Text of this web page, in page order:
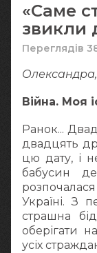
«Саме
звикли
Переглядів
Війна. Моя
Ранок...
двадцять
цю дату, і
бабусин
Україні. З
страшна
оберігати
усіх